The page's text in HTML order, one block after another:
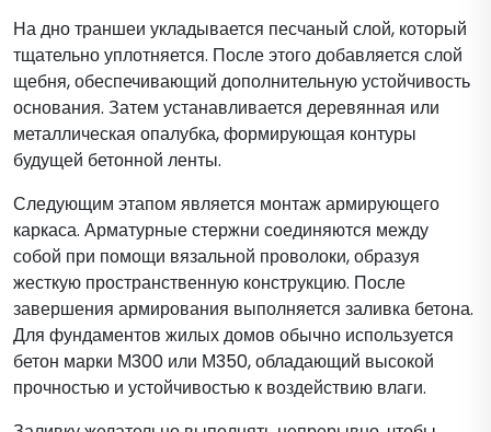
На дно траншеи укладывается песчаный слой, который
тщательно уплотняется. После этого добавляется слой
щебня, обеспечивающий дополнительную устойчивость
основания. Затем устанавливается деревянная или
металлическая опалубка, формирующая контуры
будущей бетонной ленты.
Следующим этапом является монтаж армирующего
каркаса. Арматурные стержни соединяются между
собой при помощи вязальной проволоки, образуя
жесткую пространственную конструкцию. После
завершения армирования выполняется заливка бетона.
Для фундаментов жилых домов обычно используется
бетон марки М300 или М350, обладающий высокой
прочностью и устойчивостью к воздействию влаги.